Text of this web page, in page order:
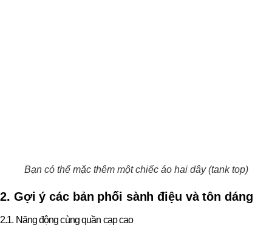
Bạn có thể mặc thêm một chiếc áo hai dây (tank top)
2. Gợi ý các bản phối sành điệu và tôn dáng
2.1. Năng động cùng quần cạp cao